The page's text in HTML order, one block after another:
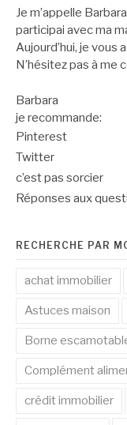
Je m’appelle
participai avec ma
Aujourd’hui, je vous
N’hésitez pas à me
Barbara
je recommande:
Pinterest
Twitter
c’est pas sorcier
Réponses aux
RECHERCHE PAR
achat immobilier
Astuces maison
Borne
Complément
crédit immobilier